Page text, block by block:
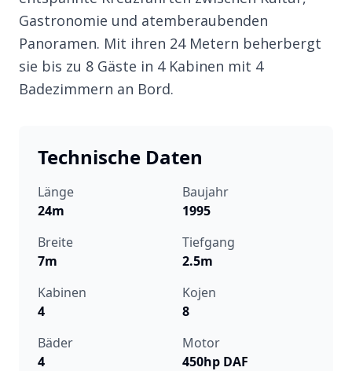
Gastronomie und atemberaubenden
Panoramen. Mit ihren 24 Metern beherbergt
sie bis zu 8 Gäste in 4 Kabinen mit 4
Badezimmern an Bord.
Technische Daten
Länge
24m
Baujahr
1995
Breite
7m
Tiefgang
2.5m
Kabinen
4
Kojen
8
Bäder
4
Motor
450hp DAF